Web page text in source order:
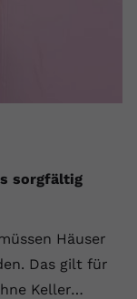
sorgfältig
Häuser
Das gilt für
Keller…